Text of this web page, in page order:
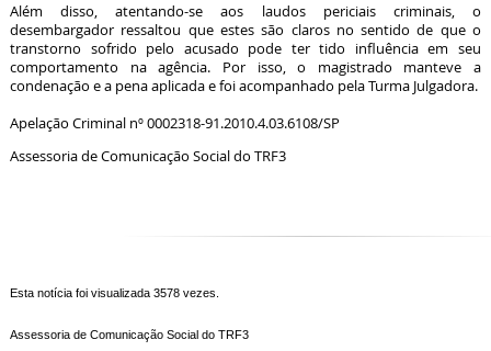
Além disso, atentando-se aos laudos periciais criminais, o
desembargador ressaltou que estes são claros no sentido de que o
transtorno sofrido pelo acusado pode ter tido influência em seu
comportamento na agência. Por isso, o magistrado manteve a
condenação e a pena aplicada e foi acompanhado pela Turma Julgadora.
Apelação Criminal nº 0002318-91.2010.4.03.6108/SP
Assessoria de Comunicação Social do TRF3
Esta notícia foi visualizada 3578 vezes.
Assessoria de Comunicação Social do TRF3